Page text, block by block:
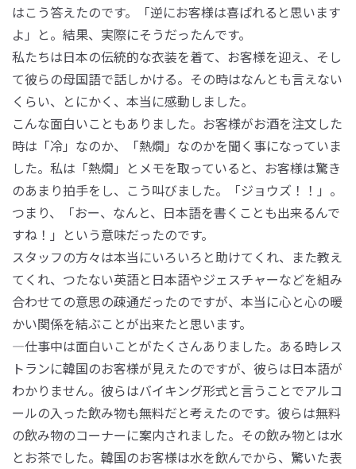
はこう答えたのです。「逆にお客様は喜ばれると思います
よ」と。結果、実際にそうだったんです。
私たちは日本の伝統的な衣装を着て、お客様を迎え、そし
て彼らの母国語で話しかける。その時はなんとも言えない
くらい、とにかく、本当に感動しました。
こんな面白いこともありました。お客様がお酒を注文した
時は「冷」なのか、「熱燗」なのかを聞く事になっていま
した。私は「熱燗」とメモを取っていると、お客様は驚き
のあまり拍手をし、こう叫びました。「ジョウズ！！」。
つまり、「おー、なんと、日本語を書くことも出来るんで
すね！」という意味だったのです。
スタッフの方々は本当にいろいろと助けてくれ、また教え
てくれ、つたない英語と日本語やジェスチャーなどを組み
合わせての意思の疎通だったのですが、本当に心と心の暖
かい関係を結ぶことが出来たと思います。
―仕事中は面白いことがたくさんありました。ある時レス
トランに韓国のお客様が見えたのですが、彼らは日本語が
わかりません。彼らはバイキング形式と言うことでアルコ
ールの入った飲み物も無料だと考えたのです。彼らは無料
の飲み物のコーナーに案内されました。その飲み物とは水
とお茶でした。韓国のお客様は水を飲んでから、驚いた表